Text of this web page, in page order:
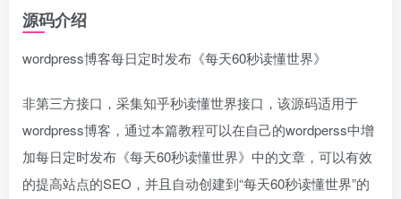
源码介绍
wordpress博客每日定时发布《每天60秒读懂世界》
非第三方接口，采集知乎秒读懂世界接口，该源码适用于
wordpress博客，通过本篇教程可以在自己的wordperss中增
加每日定时发布《每天60秒读懂世界》中的文章，可以有效
的提高站点的SEO，并且自动创建到“每天60秒读懂世界”的